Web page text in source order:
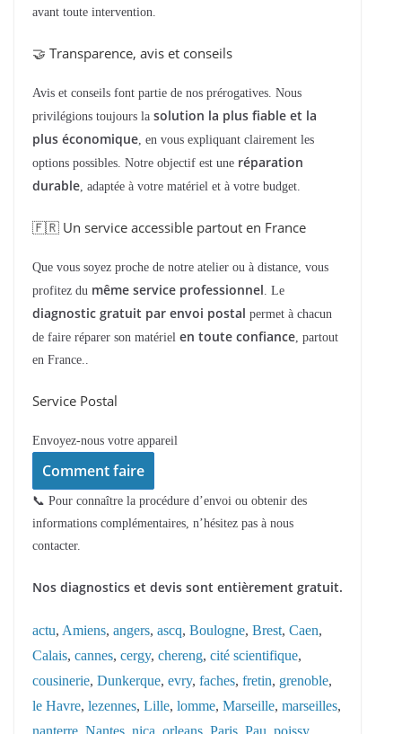
avant toute intervention.
🤝 Transparence, avis et conseils
Avis et conseils font partie de nos prérogatives. Nous
privilégions toujours la solution la plus fiable et la
plus économique, en vous expliquant clairement les
options possibles. Notre objectif est une réparation
durable, adaptée à votre matériel et à votre budget.
🇫🇷 Un service accessible partout en France
Que vous soyez proche de notre atelier ou à distance, vous
profitez du même service professionnel. Le
diagnostic gratuit par envoi postal permet à chacun
de faire réparer son matériel en toute confiance, partout
en France..
Service Postal
Envoyez-nous votre appareil
Comment faire
📞 Pour connaître la procédure d’envoi ou obtenir des
informations complémentaires, n’hésitez pas à nous
contacter.
Nos diagnostics et devis sont entièrement gratuit.
actu, Amiens, angers, ascq, Boulogne, Brest, Caen
Calais, cannes, cergy, chereng, cité scientifique
cousinerie, Dunkerque, evry, faches, fretin, grenoble
le Havre, lezennes, Lille, lomme, Marseille, marseilles
nanterre Nantes nica orleans Paris Pau poissy